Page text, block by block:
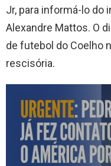
Jr, para informá-lo do
Alexandre Mattos. O
de futebol do Coelho
rescisória.